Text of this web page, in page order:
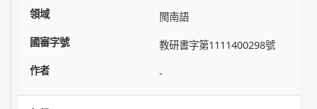
閩南語
教研書字第1111400298號
-